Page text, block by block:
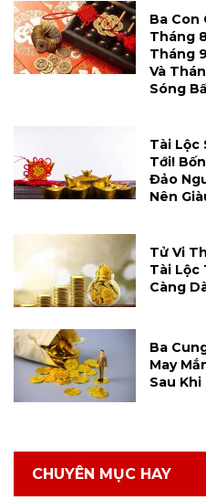
Ba Con
Tháng
Tháng
Và
Sóng
Tài Lộc
Tới!
Đảo
Nên
Tử Vi
Tài Lộc
Càng
Ba
May
Sau
CHUYÊN MỤC HAY